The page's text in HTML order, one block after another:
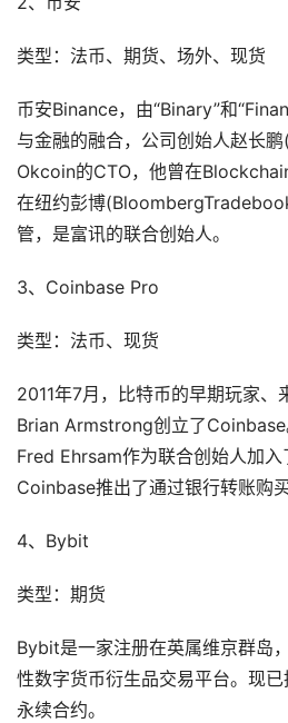
类型：法币、期货、场外、现货
币安Binance，由“Binary”和
与金融的融合，公司创始人赵长
Okcoin的CTO，他曾在
在纽约彭博
管，是富讯的联合创始人。
3、Coinbase Pro
类型：法币、现货
2011年7月，比特币的早期玩家
Brian Armstrong创立了
Fred Ehrsam作为联合创始人加入
Coinbase推出了通过银行转账购
4、Bybit
类型：期货
Bybit是一家注册在英属维京群岛
性数字货币衍生品交易平台。现
永续合约。